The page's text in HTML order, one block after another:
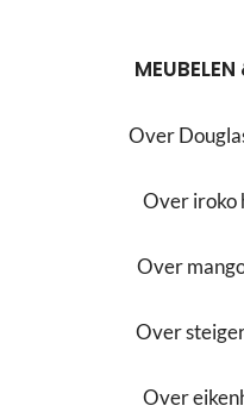
Over
Over iroko
Over
Over
Over